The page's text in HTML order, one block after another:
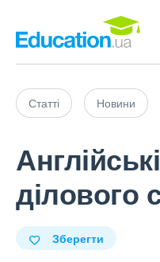
Статті Новини
ділового
Зберегти